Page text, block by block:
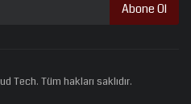
Abone Ol
Tech. Tüm hakları saklıdır.